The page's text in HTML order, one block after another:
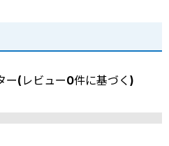
ー(レビュー0件に基づく)